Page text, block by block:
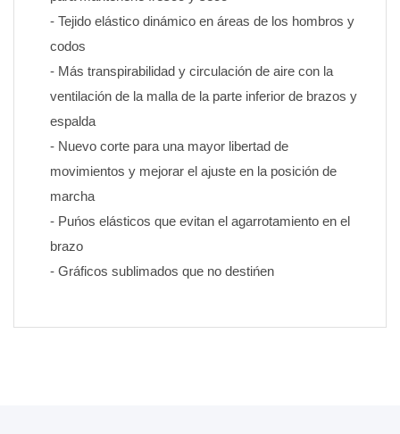
- Tejido elástico dinámico en áreas de los hombros y
codos
- Más transpirabilidad y circulación de aire con la
ventilación de la malla de la parte inferior de brazos y
espalda
- Nuevo corte para una mayor libertad de
movimientos y mejorar el ajuste en la posición de
marcha
- Puńos elásticos que evitan el agarrotamiento en el
brazo
- Gráficos sublimados que no destińen